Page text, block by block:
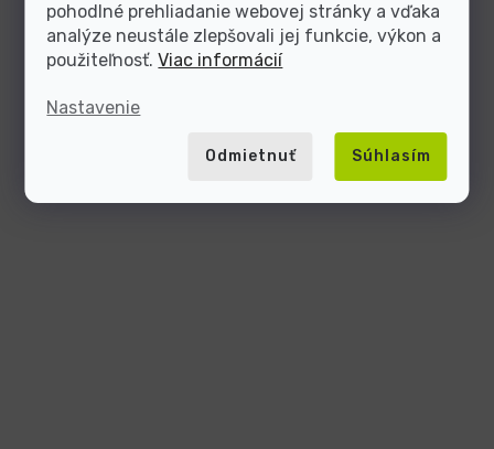
pohodlné prehliadanie webovej stránky a vďaka
analýze neustále zlepšovali jej funkcie, výkon a
použiteľnosť.Viac informácií
Nastavenie
Odmietnuť Súhlasím